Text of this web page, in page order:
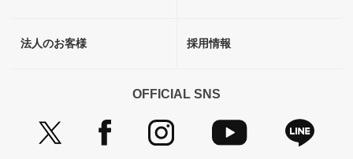
法人のお客様 採用情報
OFFICIAL SNS